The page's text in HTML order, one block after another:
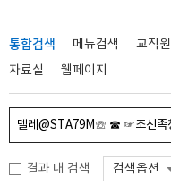
통합검색 메뉴검색 교직원
자료실
웹페이지
결과 내 검색 검색옵션